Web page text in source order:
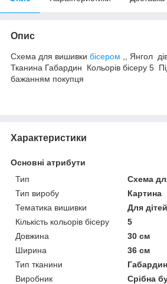
Опис
Схема для вишивки бісером ,, Янгол
Тканина Габардин Кольорів бісеру 5
бажанням покупця
Характеристики
Основні атрибути
Тип
Схема
Тип виробу
Картина
Тематика вишивки
Для дітей
Кількість кольорів бісеру
5
Довжина
30 см
Ширина
36 см
Тип тканини
Габардин
Виробник
Срібна